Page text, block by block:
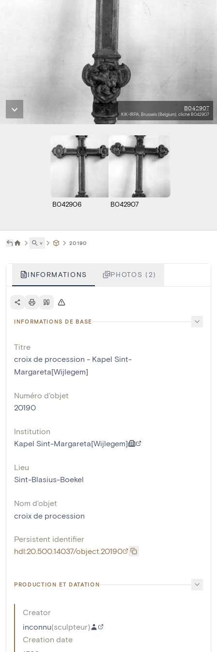
B042907
KIK-IRPA, Brussels (Belgium), cliché B042907
B042906 B042907
˅ 20190
INFORMATIONS PHOTOS (2)
INFORMATIONS DE BASE
Titre
croix de procession - Kapel Sint-
Margareta[Wijlegem]
Numéro d'objet
20190
Institution
Kapel Sint-Margareta[Wijlegem]
Lieu
Sint-Blasius-Boekel
Nom d'objet
croix de procession
Persistent identifier
hdl:20.500.14037/object.20190
PRODUCTION ET DATATION
Creator
inconnu(sculpteur)
Creation date